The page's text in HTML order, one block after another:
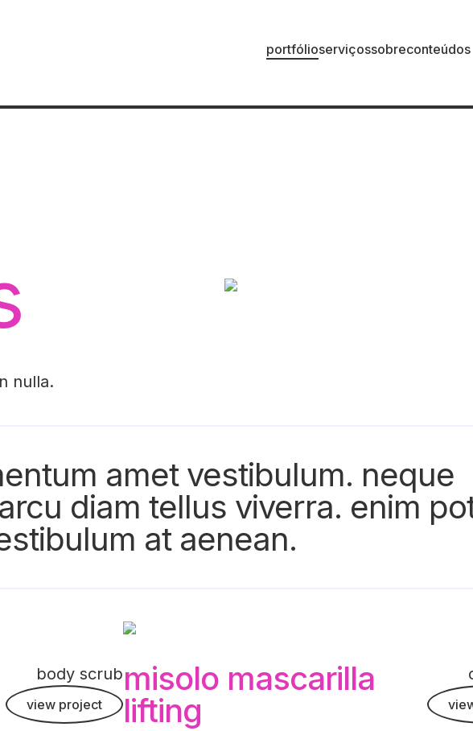
portfólioserviçossobreconteúdos
nulla.
amet vestibulum. neque
diam tellus viverra. enim
at aenean.
body scrub
view project
misolo mascarilla
lifting